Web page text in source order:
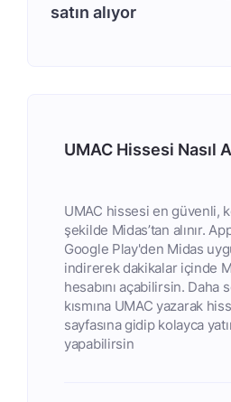
satın alıyor
UMAC Hissesi Nasıl
UMAC hissesi en güvenli,
şekilde Midas’tan alınır.
Google Play'den Midas
indirerek dakikalar içinde
hesabını açabilirsin. Daha
kısmına UMAC yazarak
sayfasına gidip kolayca
yapabilirsin